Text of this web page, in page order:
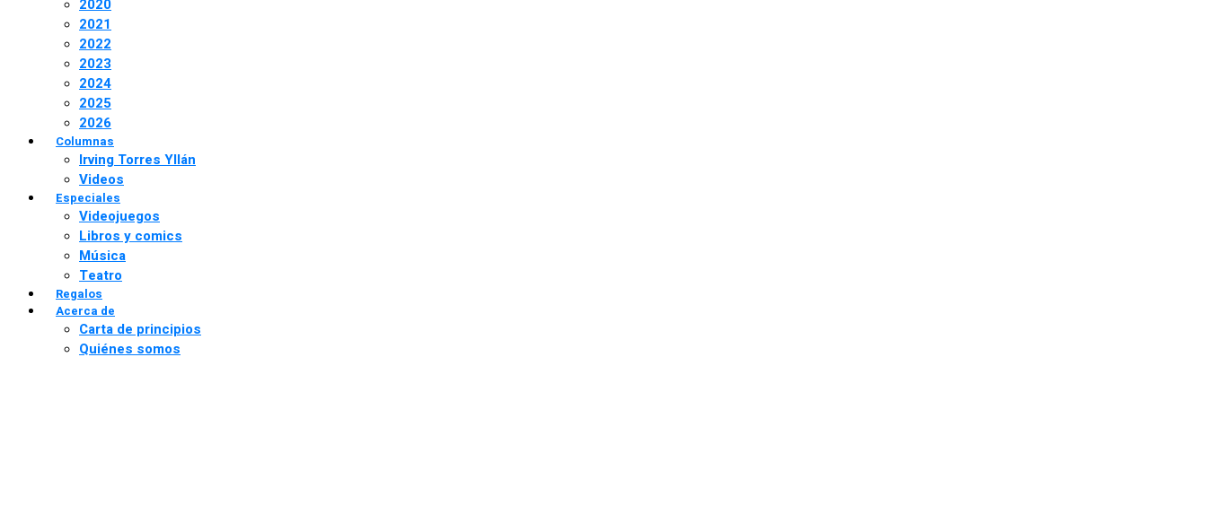
2020
2021
2022
2023
2024
2025
2026
Columnas
Irving Torres Yllán
Videos
Especiales
Videojuegos
Libros y comics
Música
Teatro
Regalos
Acerca de
Carta de principios
Quiénes somos